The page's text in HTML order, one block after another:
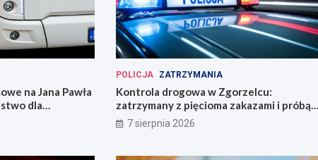
na Jana Pawła
dla
POLICJA ZATRZYMANIA
Kontrola drogowa w Zgorzelcu:
zatrzymany z pięcioma zakazami i próbą
ucieczki
7 sierpnia 2026